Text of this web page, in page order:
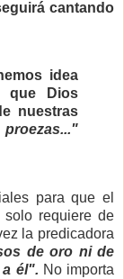
cantando
idea
que Dios
nuestras
para que el
requiere de
la predicadora
de oro ni de
él". No importa